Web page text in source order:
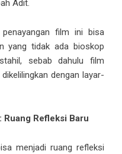
Adit.
film ini bisa
yang tidak ada bioskop
sebab dahulu film
dengan layar-
Refleksi Baru
menjadi ruang refleksi